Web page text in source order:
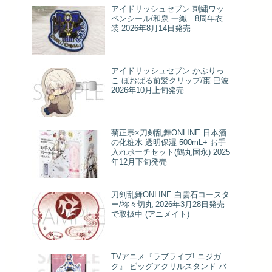
アイドリッシュセブン 刺繍ワッ
ペンシール/和泉 一織 8周年衣
装 2026年8月14日発売
アイドリッシュセブン かぷりっ
こ ほおばる前髪クリップ/棗 巳波
2026年10月上旬発売
菊正宗×刀剣乱舞ONLINE 日本酒
の化粧水 透明保湿 500mL+ お手
入れポーチセット(鶴丸国永) 2025
年12月下旬発売
刀剣乱舞ONLINE 白雲石コースタ
ー/祢々切丸 2026年3月28日発売
で取扱中 (アニメイト)
TVアニメ『ラブライブ! ニジガ
ク』 ビッグアクリルスタンド バ